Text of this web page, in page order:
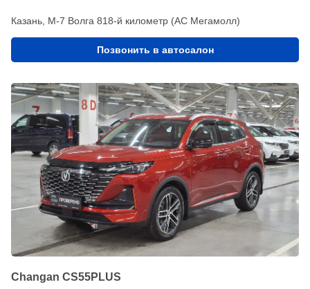
Казань, М-7 Волга 818-й километр (АС Мегамолл)
Позвонить в автосалон
Changan CS55PLUS